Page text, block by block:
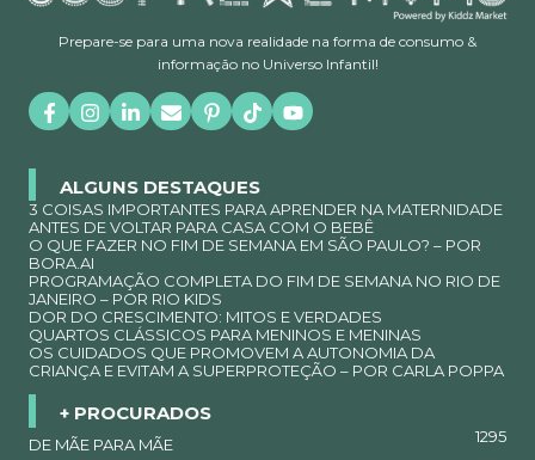
Prepare-se para uma nova realidade na forma de consumo &
informação no Universo Infantil!
ALGUNS DESTAQUES
3 COISAS IMPORTANTES PARA APRENDER NA MATERNIDADE
ANTES DE VOLTAR PARA CASA COM O BEBÊ
O QUE FAZER NO FIM DE SEMANA EM SÃO PAULO? – POR
BORA.AI
PROGRAMAÇÃO COMPLETA DO FIM DE SEMANA NO RIO DE
JANEIRO – POR RIO KIDS
DOR DO CRESCIMENTO: MITOS E VERDADES
QUARTOS CLÁSSICOS PARA MENINOS E MENINAS
OS CUIDADOS QUE PROMOVEM A AUTONOMIA DA
CRIANÇA E EVITAM A SUPERPROTEÇÃO – POR CARLA POPPA
+ PROCURADOS
DE MÃE PARA MÃE
1295